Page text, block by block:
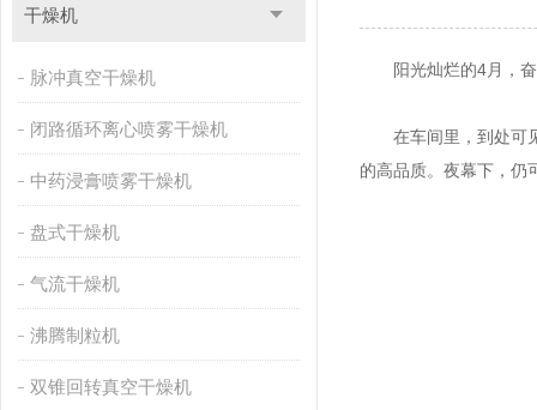
干燥机
脉冲真空干燥机
闭路循环离心喷雾干燥机
中药浸膏喷雾干燥机
盘式干燥机
气流干燥机
沸腾制粒机
双锥回转真空干燥机
阳光灿烂的4月，奋
在车间里，到处可见
的高品质。夜幕下，仍